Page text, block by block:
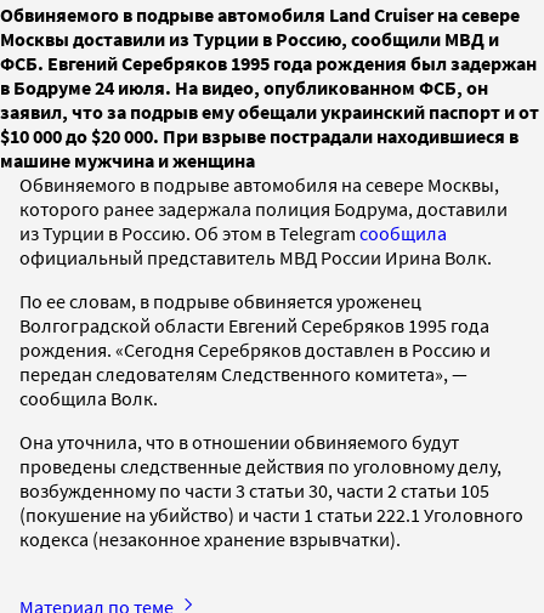
Обвиняемого в подрыве автомобиля Land Cruiser на севере
Москвы доставили из Турции в Россию, сообщили МВД и
ФСБ. Евгений Серебряков 1995 года рождения был задержан
в Бодруме 24 июля. На видео, опубликованном ФСБ, он
заявил, что за подрыв ему обещали украинский паспорт и от
$10 000 до $20 000. При взрыве пострадали находившиеся в
машине мужчина и женщина
Обвиняемого в подрыве автомобиля на севере Москвы,
которого ранее задержала полиция Бодрума, доставили
из Турции в Россию. Об этом в Telegram сообщила
официальный представитель МВД России Ирина Волк.
По ее словам, в подрыве обвиняется уроженец
Волгоградской области Евгений Серебряков 1995 года
рождения. «Сегодня Серебряков доставлен в Россию и
передан следователям Следственного комитета», —
сообщила Волк.
Она уточнила, что в отношении обвиняемого будут
проведены следственные действия по уголовному делу,
возбужденному по части 3 статьи 30, части 2 статьи 105
(покушение на убийство) и части 1 статьи 222.1 Уголовного
кодекса (незаконное хранение взрывчатки).
Материал по теме